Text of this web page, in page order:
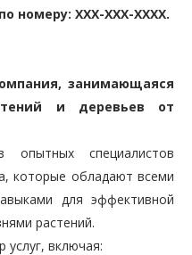
номеру: XXX-XXX-XXXX.
занимающаяся
и деревьев от
специалистов
которые обладают всеми
для эффективной
растений.
включая: